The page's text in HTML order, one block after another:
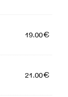
19.00€
21.00€